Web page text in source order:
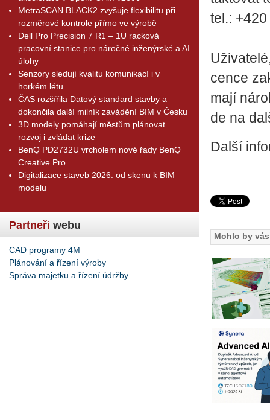
MetraSCAN BLACK2 zvyšuje flexibilitu při
rozměrové kontrole přímo ve výrobě
Dell Pro Precision 7 R1 – 1U racková
pracovní stanice pro náročné inženýrské a AI
úlohy
Senzory sledují kvalitu komunikací i v
horkém létu
ČAS rozšířila Datový standard stavby a
dokončila další milník zavádění BIM v Česku
3D modely pomáhají městům plánovat
rozvoj i zvládat krize
BenQ PD2732U vrcholem nové řady BenQ
Creative Pro
Digitalizace staveb 2026: od skenu k BIM
modelu
Partneři webu
CAD programy 4M
Plánování a řízení výroby
Správa majetku a řízení údržby
tel.:
cen­ce
ma­jí
de na
Další
Mohlo by